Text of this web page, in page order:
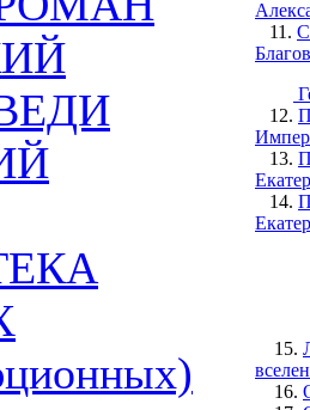
11.
12.
13.
14.
15.
16.